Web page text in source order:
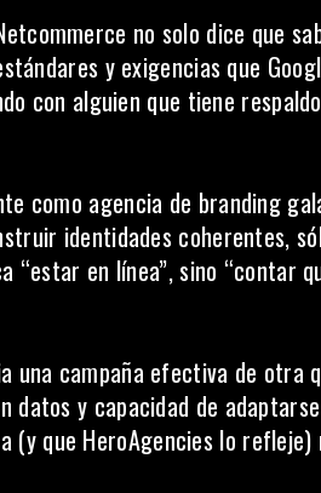
no solo dice que
y exigencias que
con alguien que tiene
como agencia de branding
identidades coherentes,
“estar en línea”, sino “contar
una campaña efectiva de otra
datos y capacidad de
que HeroAgencies lo